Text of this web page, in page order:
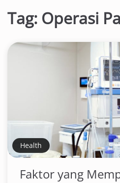
Tag: Operasi
Health
Faktor yang